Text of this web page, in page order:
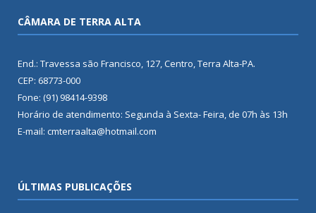
CÂMARA DE TERRA ALTA
End.: Travessa são Francisco, 127, Centro, Terra Alta-PA.
CEP: 68773-000
Fone: (91) 98414-9398
Horário de atendimento: Segunda à Sexta- Feira, de 07h às 13h
E-mail: cmterraalta@hotmail.com
ÚLTIMAS PUBLICAÇÕES